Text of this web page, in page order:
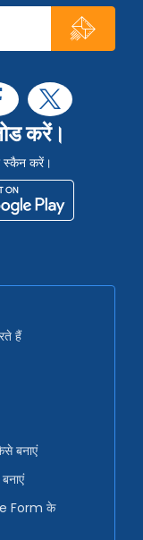
करें।
स्कैन करें।
हैं
बनाएं
Form के